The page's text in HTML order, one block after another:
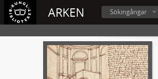
ARKEN Sökingångar